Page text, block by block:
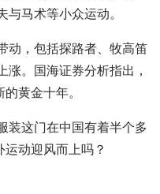
马术等小众运动。
动，包括探路者、牧高笛
。国海证券分析指出，
黄金十年。
装这门在中国有着半个多
运动迎风而上吗？